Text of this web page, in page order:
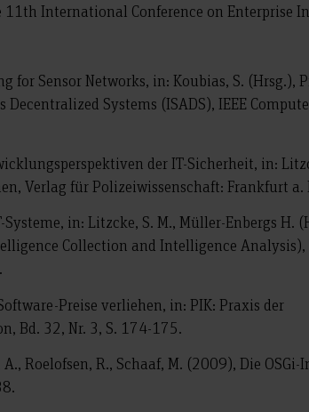
11th International Conference on Enterprise
for Sensor Networks, in: Koubias, S. (Hrsg.),
Systems (ISADS), IEEE
der IT-Sicherheit, in:
Verlag für Polizeiwissenschaft: Frankfurt a.
in: Litzcke, S. M., Müller-Enbergs H.
Collection and Intelligence
Preise verliehen, in: PIK: Praxis der
Bd. 32, Nr. 3, S. 174-175.
Roelofsen, R., Schaaf, M. (2009), Die